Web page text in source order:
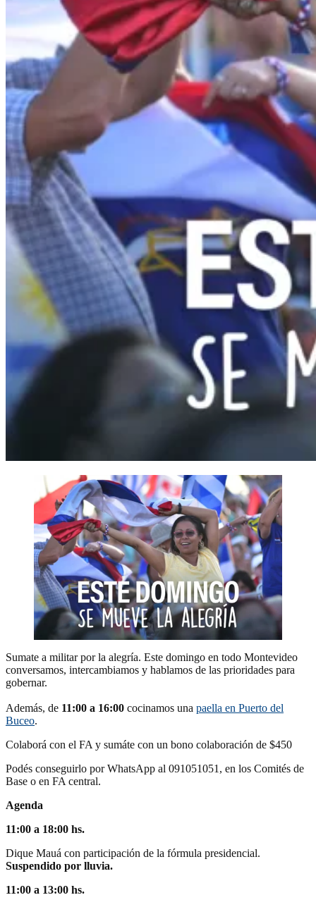
Sumate a militar por la alegría. Este domingo en todo Montevideo
conversamos, intercambiamos y hablamos de las prioridades para
gobernar.
Además, de 11:00 a 16:00 cocinamos una paella en Puerto del
Buceo.
Colaborá con el FA y sumáte con un bono colaboración de $450
Podés conseguirlo por WhatsApp al 091051051, en los Comités de
Base o en FA central.
Agenda
11:00 a 18:00 hs.
Dique Mauá con participación de la fórmula presidencial.
Suspendido por lluvia.
11:00 a 13:00 hs.